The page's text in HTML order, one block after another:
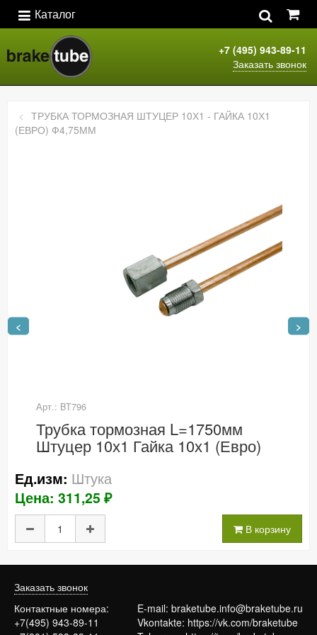
Каталог
+7 (495) 943-89-11
Заказать звонок
< >
ТРУБКА ТОРМОЗНАЯ ШТУЦЕР 10Х1 - ГАЙКА 10Х1
(ЕВРО) Ф4,75ММ
Арт.: BT796
Трубка тормозная L=1750мм
Штуцер 10х1 Гайка 10х1 (Евро)
Ед.изм: Штука
Цена: 311,25 ₽
В корзину
Заказать звонок
Контактные номера:
+7(495) 943-89-11
E-mail: braketube.info@braketube.ru
Vkontakte: https://vk.com/braketube